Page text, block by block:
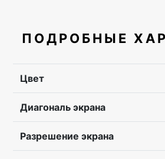
ПОДРОБНЫЕ
Цвет
Диагональ экрана
Разрешение экрана